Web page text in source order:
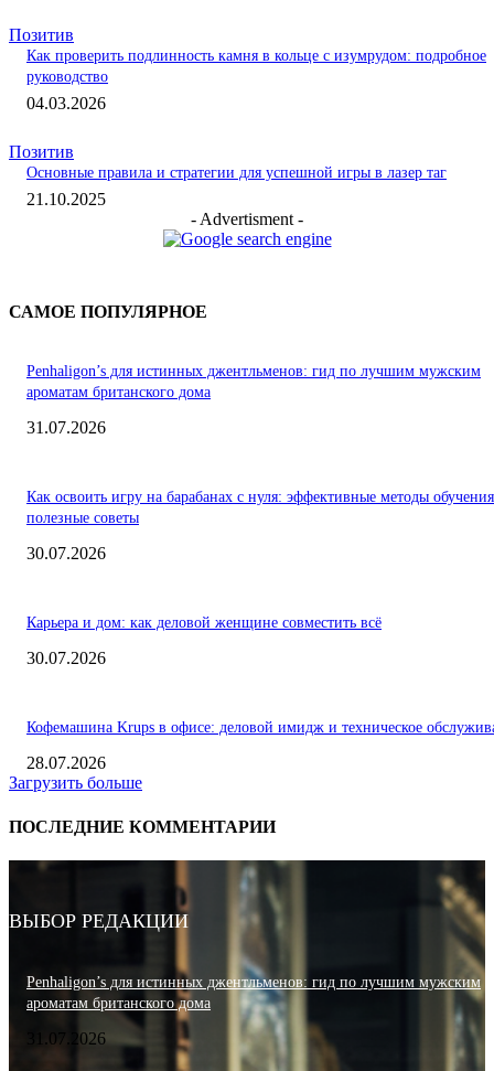
Позитив
Как проверить подлинность камня в кольце с изумрудом: подробное
руководство
04.03.2026
Позитив
Основные правила и стратегии для успешной игры в лазер таг
21.10.2025
- Advertisment -
САМОЕ ПОПУЛЯРНОЕ
Penhaligon’s для истинных джентльменов: гид по лучшим мужским
ароматам британского дома
31.07.2026
Как освоить игру на барабанах с нуля: эффективные методы
полезные советы
30.07.2026
Карьера и дом: как деловой женщине совместить всё
30.07.2026
Кофемашина Krups в офисе: деловой имидж и техническое
28.07.2026
Загрузить больше
ПОСЛЕДНИЕ КОММЕНТАРИИ
ВЫБОР РЕДАКЦИИ
Penhaligon’s для истинных джентльменов: гид по лучшим мужским
ароматам британского дома
31.07.2026